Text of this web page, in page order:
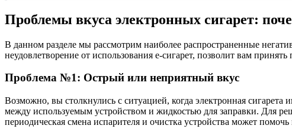
Проблемы вкуса электронных сигарет:
В данном разделе мы рассмотрим наиболее распространенные
неудовлетворение от использования e-сигарет, позволит вам
Проблема №1: Острый или неприятный вкус
Возможно, вы столкнулись с ситуацией, когда электронная
между используемым устройством и жидкостью для заправки. Для
периодическая смена испарителя и очистка устройства может